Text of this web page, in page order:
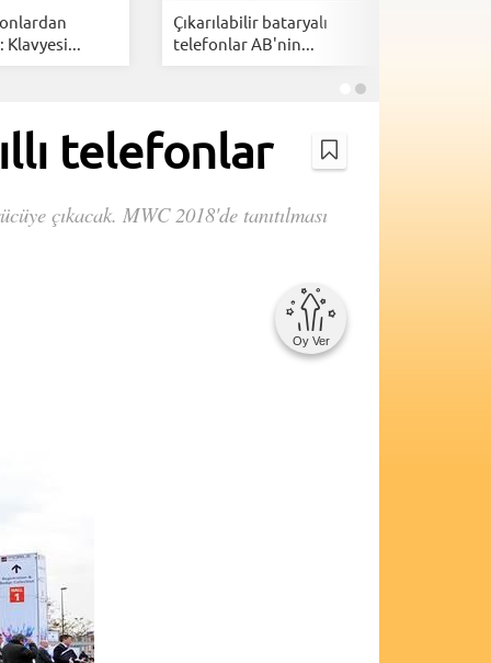
Klavyesi...
Çıkarılabilir bataryalı
telefonlar AB'nin...
telefonlar
çıkacak. MWC 2018'de tanıtılması
Oy Ver